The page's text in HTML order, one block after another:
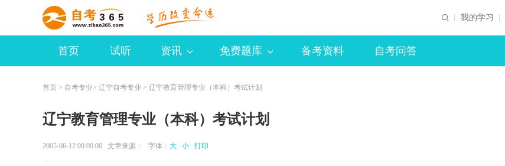
我的学习
首页 试听 资讯 免费题库 备考资料 自考问答
首页 > 自考专业> 辽宁自考专业 > 辽宁教育管理专业（本科）考试计划
辽宁教育管理专业（本科）考试计划
2005-06-12 00:00:00 文章来源： 字体： 大 小 打印